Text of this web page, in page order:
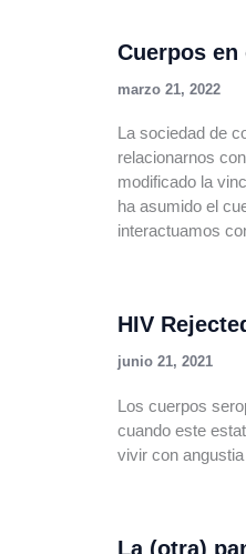
Cuerpos
marzo 21, 2022
La sociedad de
relacionarnos
modificado la
ha asumido el
interactuamos
HIV
junio 21, 2021
Los cuerpos
cuando este
vivir con
La (otra)